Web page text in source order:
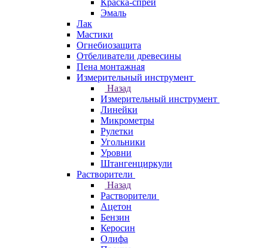
Краска-спрей
Эмаль
Лак
Мастики
Огнебиозащита
Отбеливатели древесины
Пена монтажная
Измерительный инструмент
Назад
Измерительный инструмент
Линейки
Микрометры
Рулетки
Угольники
Уровни
Штангенциркули
Растворители
Назад
Растворители
Ацетон
Бензин
Керосин
Олифа